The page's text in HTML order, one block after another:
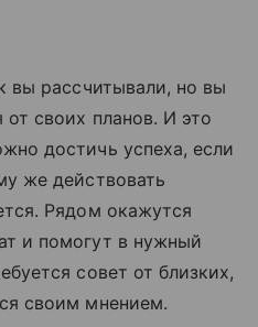
вы рассчитывали, но вы
от своих планов. И это
достичь успеха, если
же действовать
Рядом окажутся
и помогут в нужный
совет от близких,
своим мнением.